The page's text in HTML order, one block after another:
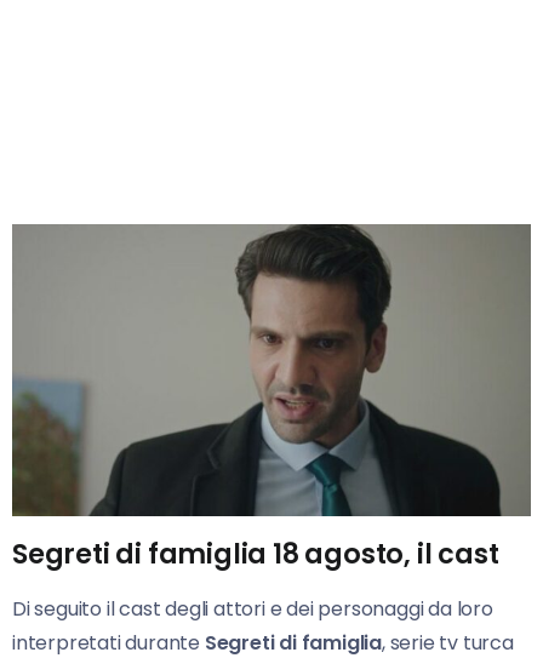
Segreti di famiglia 18 agosto, il cast
Di seguito il cast degli attori e dei personaggi da loro
interpretati durante Segreti di famiglia, serie tv turca